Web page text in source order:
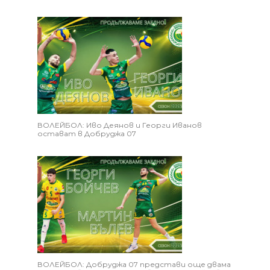
ВОЛЕЙБОЛ: Иво Деянов и Георги Иванов
остават в Добруджа 07
ВОЛЕЙБОЛ: Добруджа 07 представи още двама